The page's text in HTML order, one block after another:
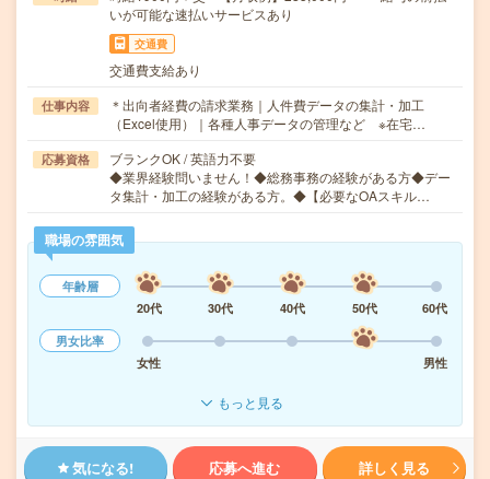
いが可能な速払いサービスあり
交通費
交通費支給あり
仕事内容
＊出向者経費の請求業務｜人件費データの集計・加工
（Excel使用）｜各種人事データの管理など ※在宅…
応募資格
ブランクOK / 英語力不要
◆業界経験問いません！◆総務事務の経験がある方◆デー
タ集計・加工の経験がある方。◆【必要なOAスキル…
職場の雰囲気
年齢層
20代
30代 40代 50代
60代
男女比率
女性
男性
もっと見る
気になる! 応募へ進む 詳しく見る